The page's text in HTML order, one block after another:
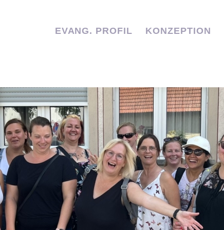
EVANG. PROFIL KONZEPTION